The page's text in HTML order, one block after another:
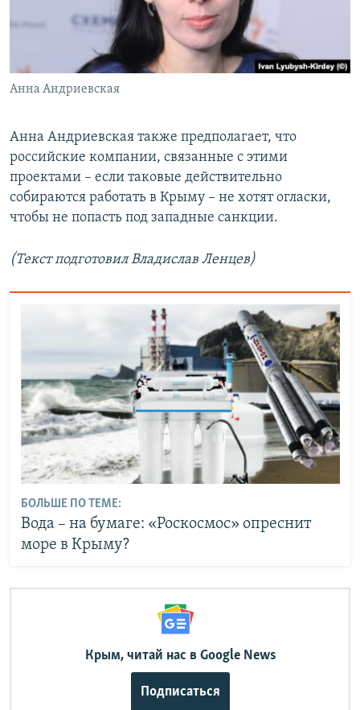
Анна Андриевская
Анна Андриевская также предполагает, что
российские компании, связанные с этими
проектами – если таковые действительно
собираются работать в Крыму – не хотят огласки,
чтобы не попасть под западные санкции.
(Текст подготовил Владислав Ленцев)
БОЛЬШЕ ПО ТЕМЕ:
Вода – на бумаге: «Роскосмос» опреснит
море в Крыму?
Крым, читай нас в Google News
Подписаться